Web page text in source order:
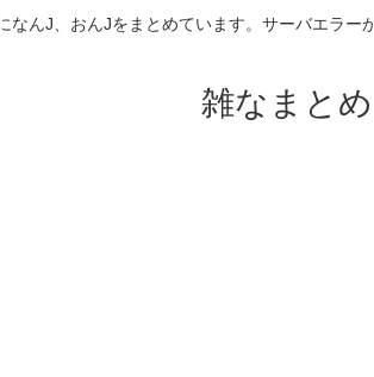
んJ、おんJをまとめています。サーバエラ
雑なまとめ